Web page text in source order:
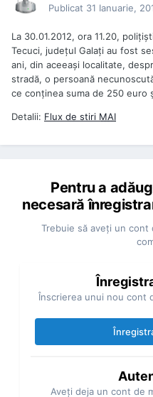
Publicat 31 Ianuarie,
La 30.01.2012, ora 11.20,
Tecuci, judeţul Galaţi au fost
ani, din aceeaşi localitate,
stradă, o persoană
ce conţinea suma de 250 euro
Detalii: Flux de stiri MAI
Pentru a
necesară
Trebuie să aveţi un cont
Înscrierea unui nou cont
Aveţi deja un cont de